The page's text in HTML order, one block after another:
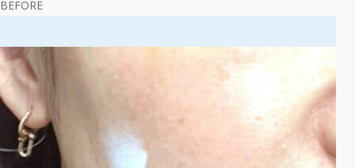
BEFORE